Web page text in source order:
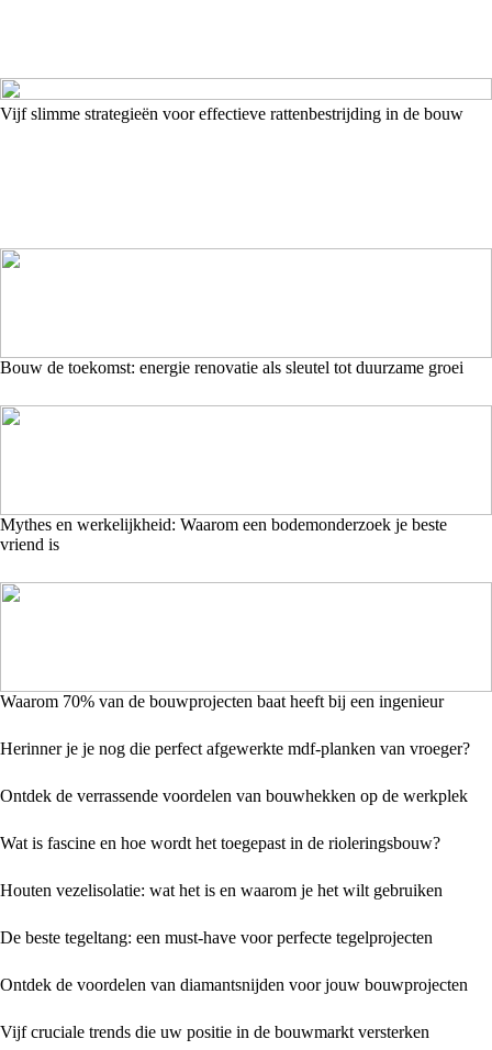
Vijf slimme strategieën voor effectieve rattenbestrijding in de bouw
Bouw de toekomst: energie renovatie als sleutel tot duurzame groei
Mythes en werkelijkheid: Waarom een bodemonderzoek je beste
vriend is
Waarom 70% van de bouwprojecten baat heeft bij een ingenieur
Herinner je je nog die perfect afgewerkte mdf-planken van vroeger?
Ontdek de verrassende voordelen van bouwhekken op de werkplek
Wat is fascine en hoe wordt het toegepast in de rioleringsbouw?
Houten vezelisolatie: wat het is en waarom je het wilt gebruiken
De beste tegeltang: een must-have voor perfecte tegelprojecten
Ontdek de voordelen van diamantsnijden voor jouw bouwprojecten
Vijf cruciale trends die uw positie in de bouwmarkt versterken